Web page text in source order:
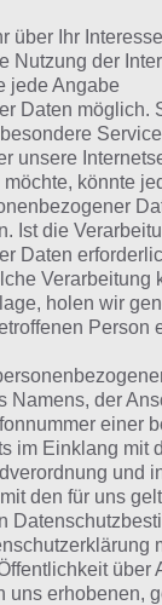
für den Rest
deine Taktik in Top
du versuchen
hellgrünen
auf dem Spielfeld
Namen gesetzt.
3 Defensive
Tore zu schießen
restlichen 4 Spieler
Ideal wäre
Kette (ML, MC ,
Offensiver magst,
einfach danach aus.
in Top
über Ihr
Nutzung der
jede Angabe
Daten möglich.
unsere
könnte
Ist die
Daten
Verarbeitung
holen wir
Person
Namens, der
einer
im Einklang mit
und
den für uns
über
uns erhobenen,